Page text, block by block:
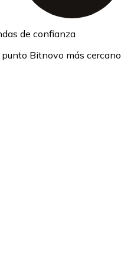
de confianza
Bitnovo más cercano